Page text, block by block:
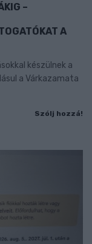
–
A
készülnek a
a Várkazamata
Szólj hozzá!